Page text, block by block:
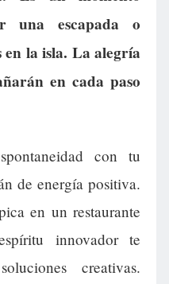
una escapada o
la isla. La alegría
en cada paso
con tu
de energía positiva.
en un restaurante
innovador te
creativas.